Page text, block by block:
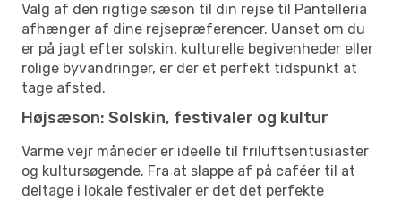
Valg af den rigtige sæson til din rejse til Pantelleria
afhænger af dine rejsepræferencer. Uanset om du
er på jagt efter solskin, kulturelle begivenheder eller
rolige byvandringer, er der et perfekt tidspunkt at
tage afsted.
Højsæson: Solskin, festivaler og kultur
Varme vejr måneder er ideelle til friluftsentusiaster
og kultursøgende. Fra at slappe af på caféer til at
deltage i lokale festivaler er det det perfekte